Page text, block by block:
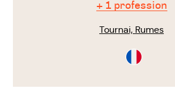
+ 1 profession
Tournai, Rumes
Consultation
en